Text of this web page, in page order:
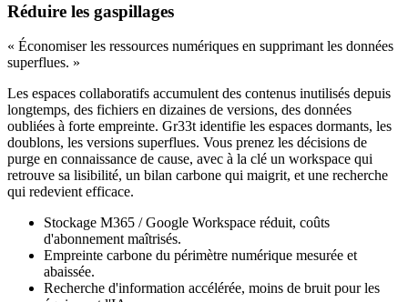
Réduire les gaspillages
« Économiser les ressources numériques en supprimant les données
superflues. »
Les espaces collaboratifs accumulent des contenus inutilisés depuis
longtemps, des fichiers en dizaines de versions, des données
oubliées à forte empreinte. Gr33t identifie les espaces dormants, les
doublons, les versions superflues. Vous prenez les décisions de
purge en connaissance de cause, avec à la clé un workspace qui
retrouve sa lisibilité, un bilan carbone qui maigrit, et une recherche
qui redevient efficace.
Stockage M365 / Google Workspace réduit, coûts
d'abonnement maîtrisés.
Empreinte carbone du périmètre numérique mesurée et
abaissée.
Recherche d'information accélérée, moins de bruit pour les